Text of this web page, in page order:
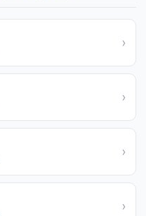
›
›
›
›